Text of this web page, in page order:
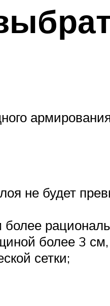
не будет
более 3
сетки;